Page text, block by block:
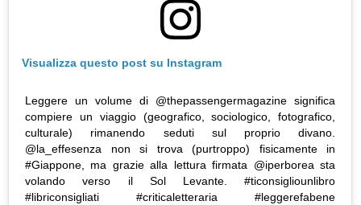
Visualizza questo post su Instagram
Leggere un volume di @thepassengermagazine significa
compiere un viaggio (geografico, sociologico, fotografico,
culturale) rimanendo seduti sul proprio divano.
@la_effesenza non si trova (purtroppo) fisicamente in
#Giappone, ma grazie alla lettura firmata @iperborea sta
volando verso il Sol Levante. #ticonsigliounlibro
#libriconsigliati #criticaletteraria #leggerefabene